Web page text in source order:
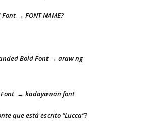
→ FONT NAME?
Bold Font → araw ng
Font → kadayawan font
que está escrito “Lucca”?